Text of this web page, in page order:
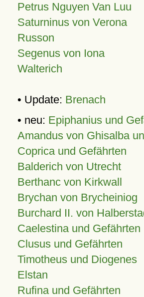
Petrus Nguyen Van Luu
Saturninus von Verona
Russon
Segenus von Iona
Walterich
• Update: Brenach
• neu: Epiphanius und
Amandus von Ghisalba
Coprica und Gefährten
Balderich von Utrecht
Berthanc von Kirkwall
Brychan von Brycheiniog
Burchard II. von
Caelestina und Gefährten
Clusus und Gefährten
Timotheus und Diogenes
Elstan
Rufina und Gefährten